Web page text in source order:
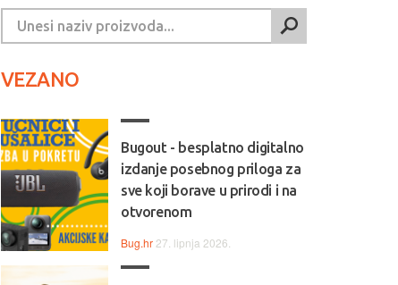
VEZANO
Bugout - besplatno digitalno
izdanje posebnog priloga za
sve koji borave u prirodi i na
otvorenom
Bug.hr 27. lipnja 2026.